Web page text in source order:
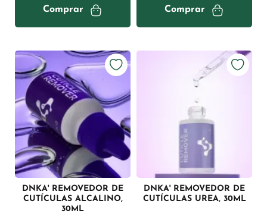
Comprar Comprar
DNKA' REMOVEDOR DE
CUTÍCULAS ALCALINO,
30ML
DNKA' REMOVEDOR DE
CUTÍCULAS UREA, 30ML